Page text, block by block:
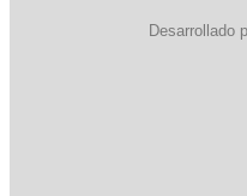
Desarrollado